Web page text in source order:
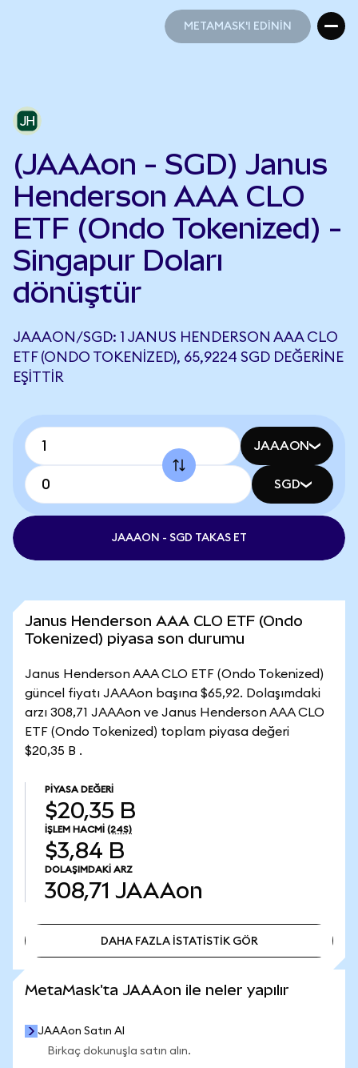
METAMASK'I EDİNİN
(JAAAon - SGD) Janus
Henderson AAA CLO
ETF (Ondo Tokenized) -
Singapur Doları
dönüştür
JAAAON/SGD: 1 JANUS HENDERSON AAA CLO
ETF (ONDO TOKENIZED), 65,9224 SGD DEĞERINE
EŞITTIR
JAAAON
SGD
JAAAON - SGD TAKAS ET
Janus Henderson AAA CLO ETF (Ondo
Tokenized) piyasa son durumu
Janus Henderson AAA CLO ETF (Ondo Tokenized)
güncel fiyatı JAAAon başına $65,92. Dolaşımdaki
arzı 308,71 JAAAon ve Janus Henderson AAA CLO
ETF (Ondo Tokenized) toplam piyasa değeri
$20,35 B .
PIYASA DEĞERI
$20,35 B
İŞLEM HACMI (24S)
$3,84 B
DOLAŞIMDAKI ARZ
308,71 JAAAon
DAHA FAZLA İSTATİSTİK GÖR
MetaMask'ta JAAAon ile neler yapılır
JAAAon Satın Al
Birkaç dokunuşla satın alın.